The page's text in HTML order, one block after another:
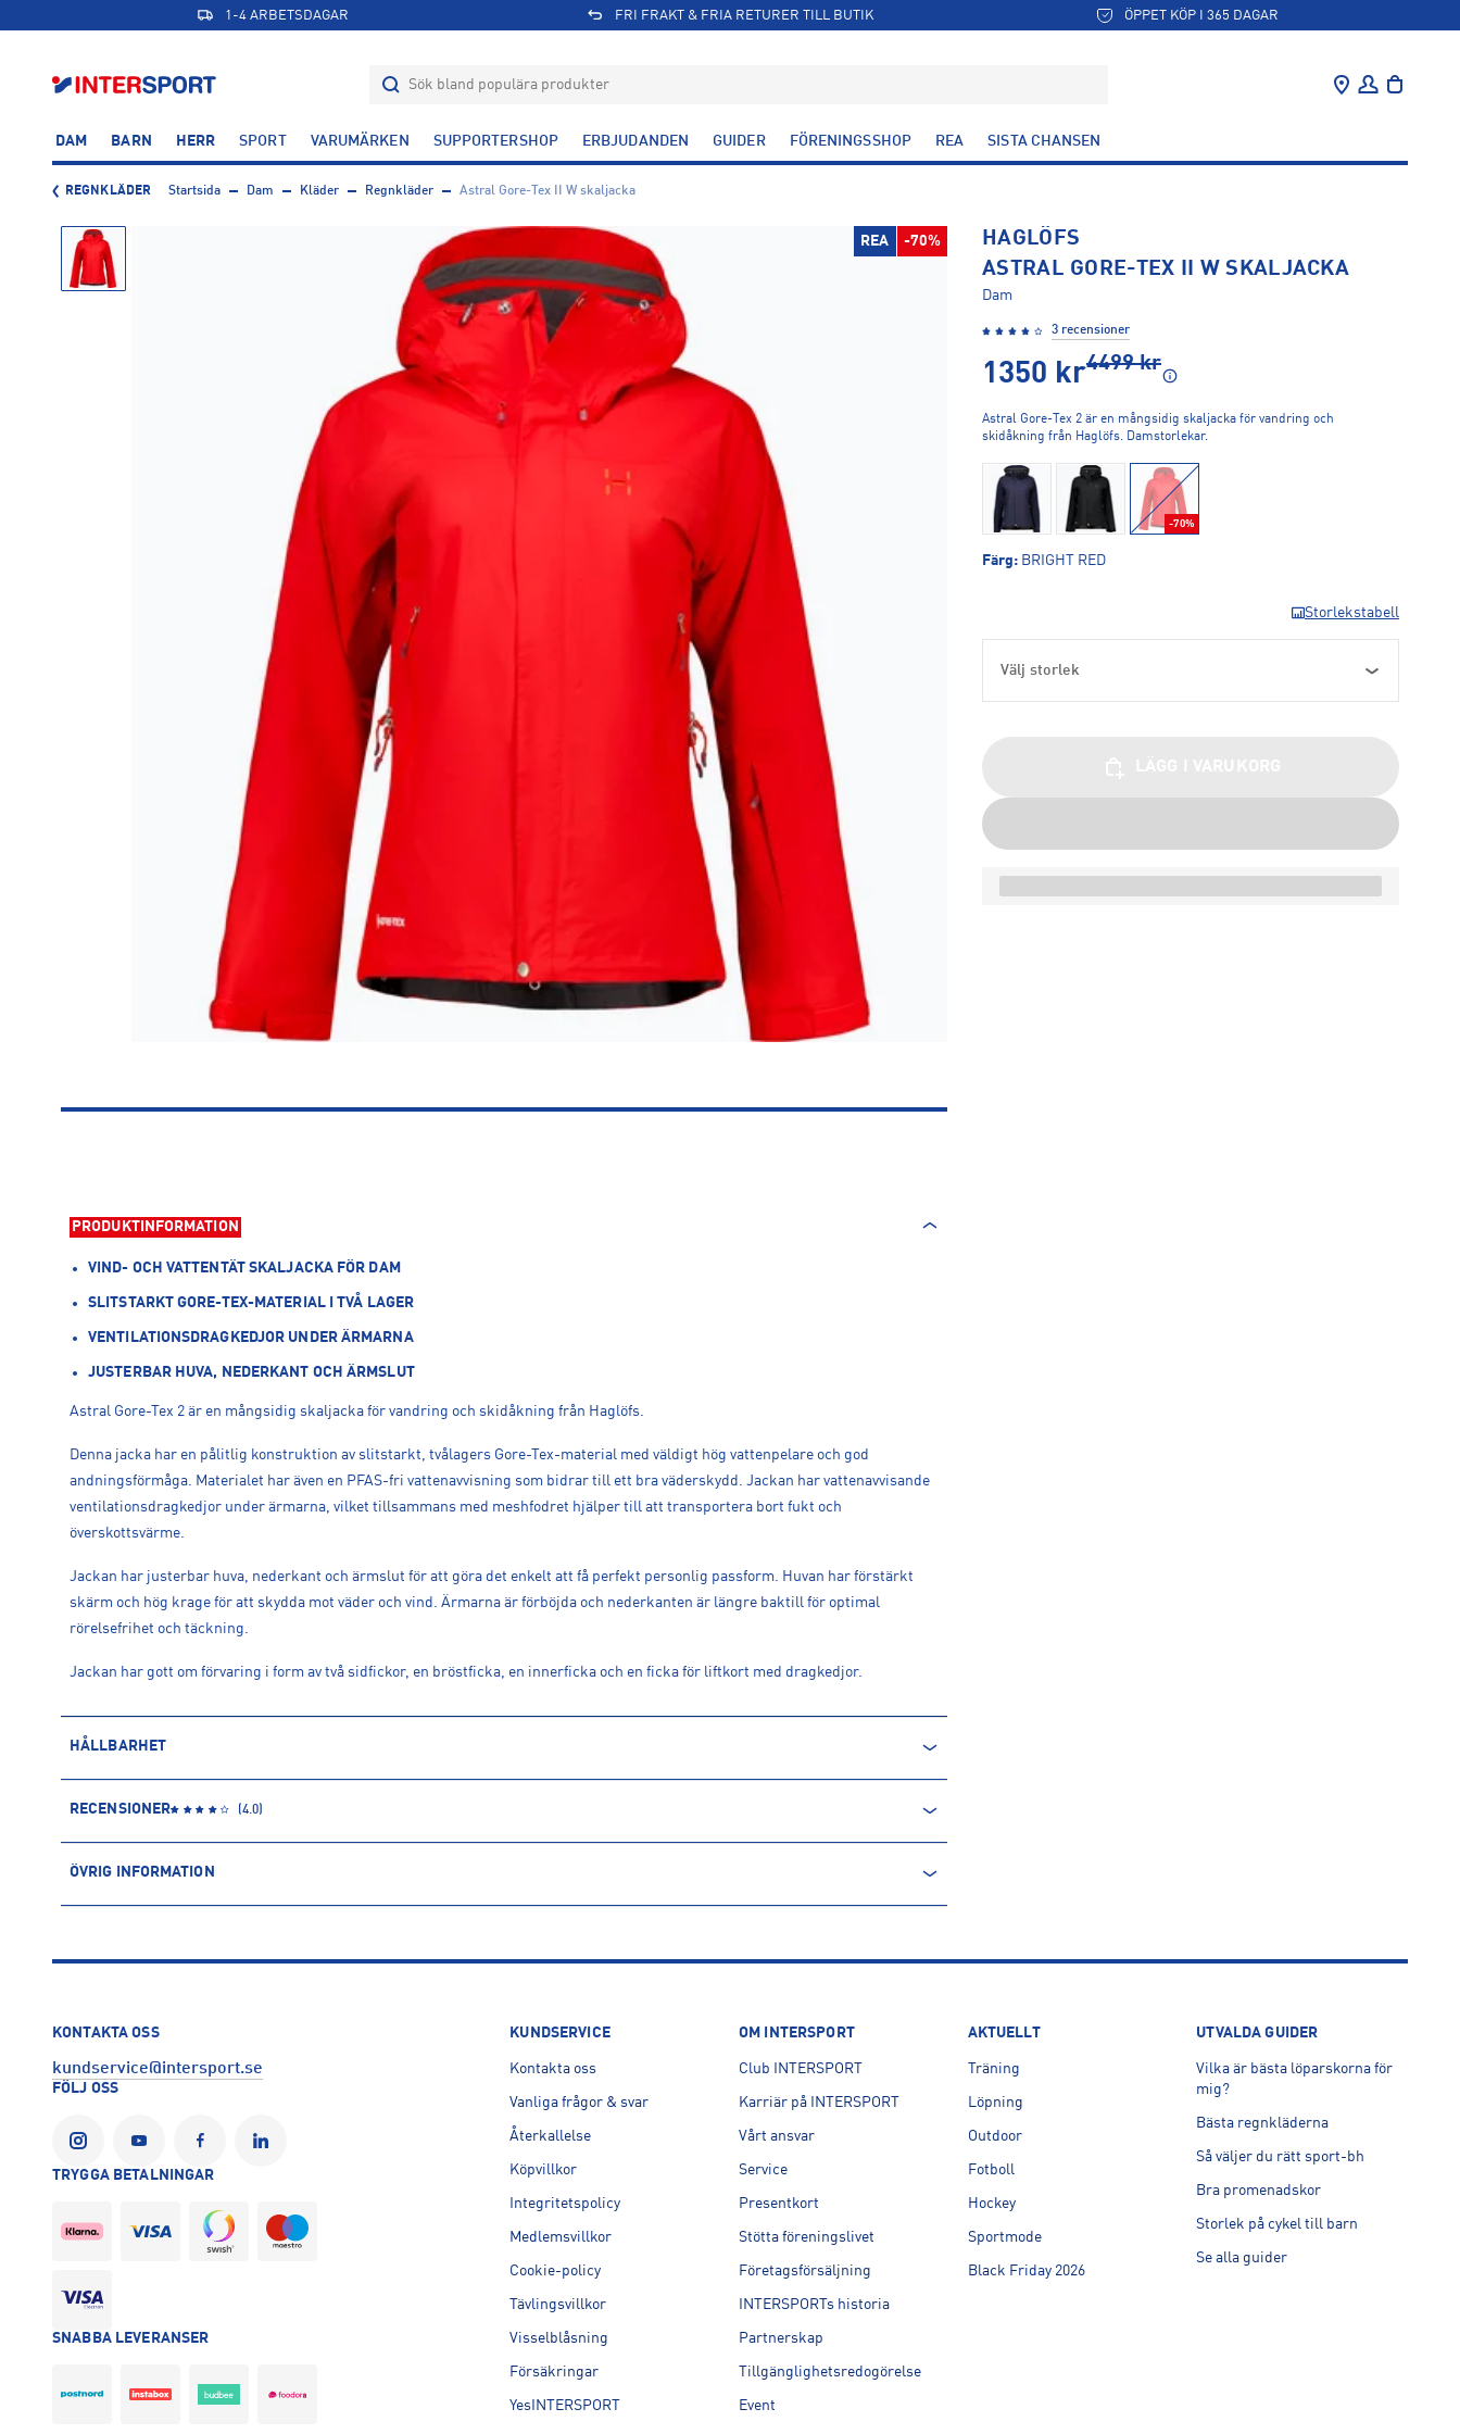
1-4 ARBETSDAGAR FRI FRAKT & FRIA RETURER TILL BUTIK ÖPPET KÖP I 365 DAGAR
DAM BARN HERR SPORT VARUMÄRKEN SUPPORTERSHOP ERBJUDANDEN GUIDER FÖRENINGSSHOP REA SISTA CHANSEN
REGNKLÄDER Startsida Dam Kläder Regnkläder Astral Gore-Tex II W skaljacka
HAGLÖFS
ASTRAL GORE-TEX II W SKALJACKA
Dam
3 recensioner
1350 kr4499 kr
Astral Gore-Tex 2 är en mångsidig skaljacka för vandring och
skidåkning från Haglöfs. Damstorlekar.
-70%
Färg: BRIGHT RED
Storlekstabell
Välj storlek
REA -70%
PRODUKTINFORMATION
VIND- OCH VATTENTÄT SKALJACKA FÖR DAM
SLITSTARKT GORE-TEX-MATERIAL I TVÅ LAGER
VENTILATIONSDRAGKEDJOR UNDER ÄRMARNA
JUSTERBAR HUVA, NEDERKANT OCH ÄRMSLUT
Astral Gore-Tex 2 är en mångsidig skaljacka för vandring och skidåkning från Haglöfs.
Denna jacka har en pålitlig konstruktion av slitstarkt, tvålagers Gore-Tex-material med väldigt hög vattenpelare och god
andningsförmåga. Materialet har även en PFAS-fri vattenavvisning som bidrar till ett bra väderskydd. Jackan har vattenavvisande
ventilationsdragkedjor under ärmarna, vilket tillsammans med meshfodret hjälper till att transportera bort fukt och
överskottsvärme.
Jackan har justerbar huva, nederkant och ärmslut för att göra det enkelt att få perfekt personlig passform. Huvan har förstärkt
skärm och hög krage för att skydda mot väder och vind. Ärmarna är förböjda och nederkanten är längre baktill för optimal
rörelsefrihet och täckning.
Jackan har gott om förvaring i form av två sidfickor, en bröstficka, en innerficka och en ficka för liftkort med dragkedjor.
HÅLLBARHET
användning av vatten och kemikalier.
RECENSIONER (4.0)
ÖVRIG INFORMATION
Leverantörens produktnummer: 607563
Tillverkaradress: Gustavslundsvägen 141 6tr, 167 51, Bromma, SE
KONTAKTA OSS
kundservice@intersport.se
FÖLJ OSS
TRYGGA BETALNINGAR
SNABBA LEVERANSER
KUNDSERVICE
Kontakta oss
Vanliga frågor & svar
Återkallelse
Köpvillkor
Integritetspolicy
Medlemsvillkor
Cookie-policy
Tävlingsvillkor
Visselblåsning
Försäkringar
YesINTERSPORT
OM INTERSPORT
Club INTERSPORT
Karriär på INTERSPORT
Vårt ansvar
Service
Presentkort
Stötta föreningslivet
Företagsförsäljning
INTERSPORTs historia
Partnerskap
Tillgänglighetsredogörelse
Event
AKTUELLT
Träning
Löpning
Outdoor
Fotboll
Hockey
Sportmode
Black Friday 2026
UTVALDA GUIDER
Vilka är bästa löparskorna för
mig?
Bästa regnkläderna
Så väljer du rätt sport-bh
Bra promenadskor
Storlek på cykel till barn
Se alla guider